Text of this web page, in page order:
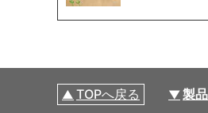
TOPへ戻る 製